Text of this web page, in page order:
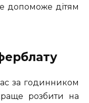
допоможе дітям
за годинником
розбити на